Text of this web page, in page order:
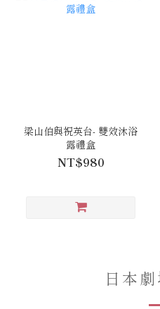
梁山伯與祝英台- 雙效沐浴
露禮盒
NT$980
日本